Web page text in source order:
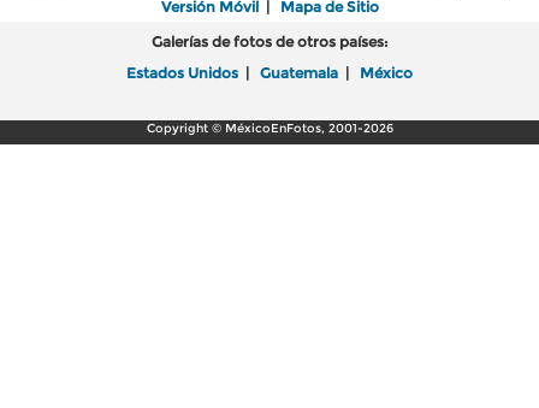
Versión Móvil| Mapa de Sitio
Galerías de fotos de otros países:
Estados Unidos | Guatemala | México
Copyright © MéxicoEnFotos, 2001-2026